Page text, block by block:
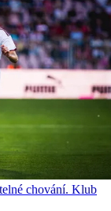
chování. Klub